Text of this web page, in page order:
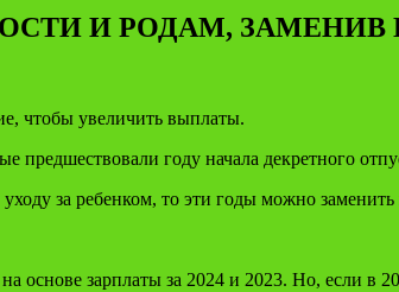
И РОДАМ, ЗАМЕНИВ
чтобы увеличить выплаты.
предшествовали году начала декретного
за ребенком, то эти годы можно
основе зарплаты за 2024 и 2023. Но, если в